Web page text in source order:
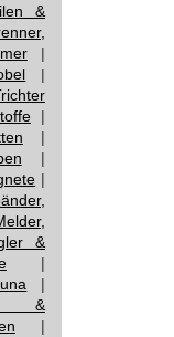
&
|
|
|
|
|
|
&
|
|
&
|